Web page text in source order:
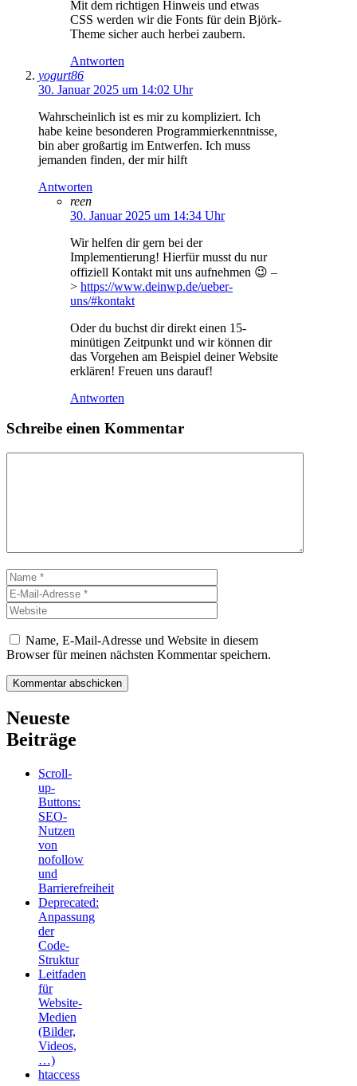
Mit dem richtigen Hinweis und etwas
CSS werden wir die Fonts für dein Björk-
Theme sicher auch herbei zaubern.
Antworten
yogurt86
30. Januar 2025 um 14:02 Uhr
Wahrscheinlich ist es mir zu kompliziert. Ich
habe keine besonderen Programmierkenntnisse,
bin aber großartig im Entwerfen. Ich muss
jemanden finden, der mir hilft
Antworten
reen
30. Januar 2025 um 14:34 Uhr
Wir helfen dir gern bei der
Implementierung! Hierfür musst du nur
offiziell Kontakt mit uns aufnehmen 😉 –
> https://www.deinwp.de/ueber-
uns/#kontakt
Oder du buchst dir direkt einen 15-
minütigen Zeitpunkt und wir können dir
das Vorgehen am Beispiel deiner Website
erklären! Freuen uns darauf!
Antworten
Schreibe einen Kommentar
Name
Mail-
Adresse
Name, E-Mail-Adresse und Website in diesem
Browser für meinen nächsten Kommentar speichern.
Neueste
Beiträge
Scroll-
up-
Buttons:
SEO-
Nutzen
von
nofollow
und
Barrierefreiheit
Deprecated:
Anpassung
der
Code-
Struktur
Leitfaden
für
Website-
Medien
(Bilder,
Videos,
…)
htaccess